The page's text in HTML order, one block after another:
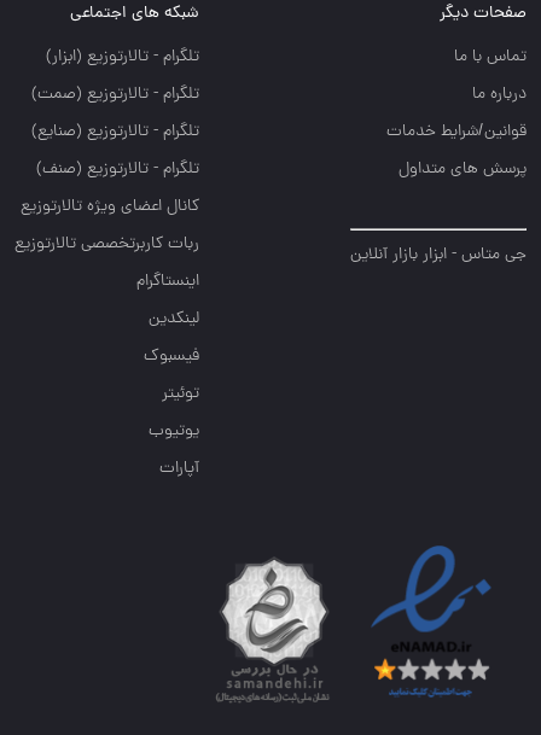
صفحات دیگر
تماس با ما
درباره ما
قوانین/شرایط خدمات
پرسش های متداول
جی متاس - ابزار بازار آنلاین
شبکه های اجتماعی
تلگرام - تالارتوزيع (ابزار)
تلگرام - تالارتوزيع (صمت)
تلگرام - تالارتوزيع (صنايع)
تلگرام - تالارتوزیع (صنف)
کانال اعضای ویژه تالارتوزیع
ربات کاربرتخصصی تالارتوزیع
اینستاگرام
لینکدین
فیسبوک
توئیتر
یوتیوب
آپارات